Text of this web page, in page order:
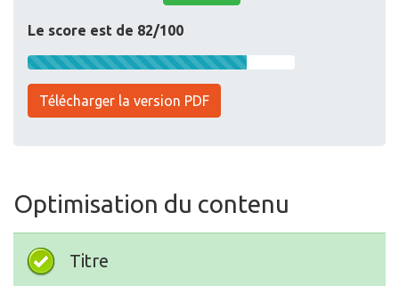
Le score est de 82/100
Télécharger la version PDF
Optimisation du contenu
Titre